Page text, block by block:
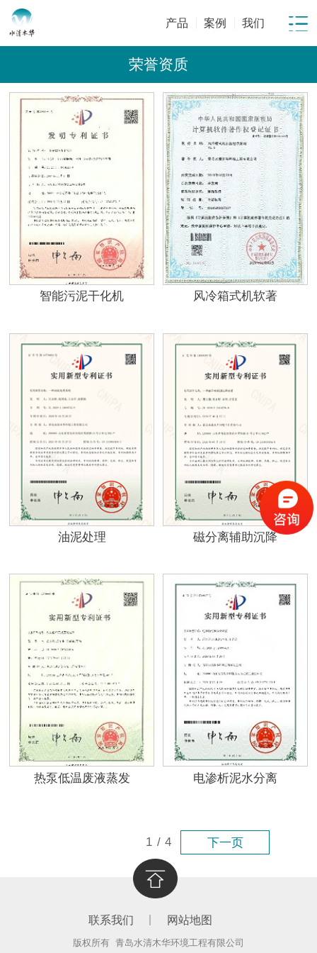
产品 案例 我们
荣誉资质
智能污泥干化机 风冷箱式机软著
油泥处理 磁分离辅助沉降
热泵低温废液蒸发 电渗析泥水分离
1 / 4 下一页
联系我们 网站地图
版权所有 青岛水清木华环境工程有限公司